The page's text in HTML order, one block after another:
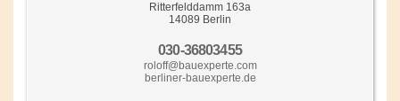
Ritterfelddamm 163a
14089 Berlin
030-36803455
roloff@bauexperte.com
berliner-bauexperte.de